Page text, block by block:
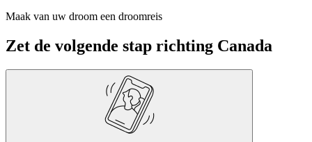
Maak van uw droom een droomreis
Zet de volgende stap richting Canada